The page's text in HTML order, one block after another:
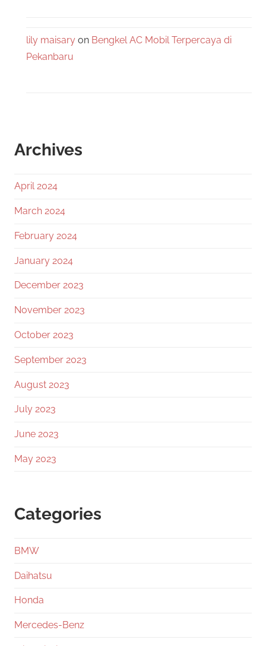
lily maisary on Bengkel AC Mobil Terpercaya di
Pekanbaru
Archives
April 2024
March 2024
February 2024
January 2024
December 2023
November 2023
October 2023
September 2023
August 2023
July 2023
June 2023
May 2023
Categories
BMW
Daihatsu
Honda
Mercedes-Benz